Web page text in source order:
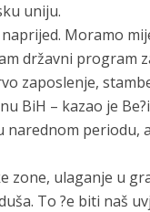
uniju.
Moramo
državni program
zaposlenje,
BiH – kazao je
periodu,
zone, ulaganje u
To ?e biti naš